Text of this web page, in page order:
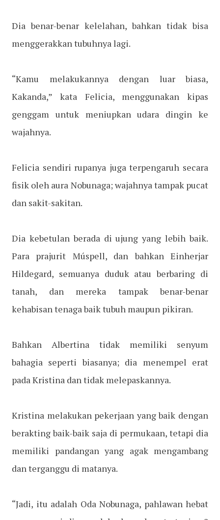
Dia benar-benar kelelahan, bahkan tidak bisa
menggerakkan tubuhnya lagi.
“Kamu melakukannya dengan luar biasa,
Kakanda,” kata Felicia, menggunakan kipas
genggam untuk meniupkan udara dingin ke
wajahnya.
Felicia sendiri rupanya juga terpengaruh secara
fisik oleh aura Nobunaga; wajahnya tampak pucat
dan sakit-sakitan.
Dia kebetulan berada di ujung yang lebih baik.
Para prajurit Múspell, dan bahkan Einherjar
Hildegard, semuanya duduk atau berbaring di
tanah, dan mereka tampak benar-benar
kehabisan tenaga baik tubuh maupun pikiran.
Bahkan Albertina tidak memiliki senyum
bahagia seperti biasanya; dia menempel erat
pada Kristina dan tidak melepaskannya.
Kristina melakukan pekerjaan yang baik dengan
berakting baik-baik saja di permukaan, tetapi dia
memiliki pandangan yang agak mengambang
dan terganggu di matanya.
“Jadi, itu adalah Oda Nobunaga, pahlawan hebat